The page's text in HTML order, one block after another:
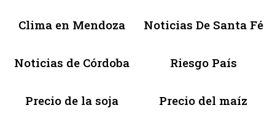
Clima en Mendoza Noticias De Santa Fé
Noticias de Córdoba Riesgo País
Precio de la soja Precio del maíz